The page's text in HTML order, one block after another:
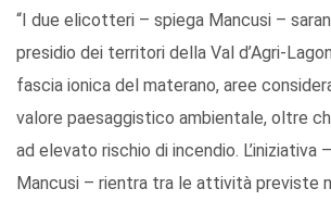
“I due elicotteri – spiega Mancusi –
presidio dei territori della Val d’Agri-
fascia ionica del materano, aree
valore paesaggistico ambientale, oltre
ad elevato rischio di incendio. L’iniziativa
Mancusi – rientra tra le attività previste